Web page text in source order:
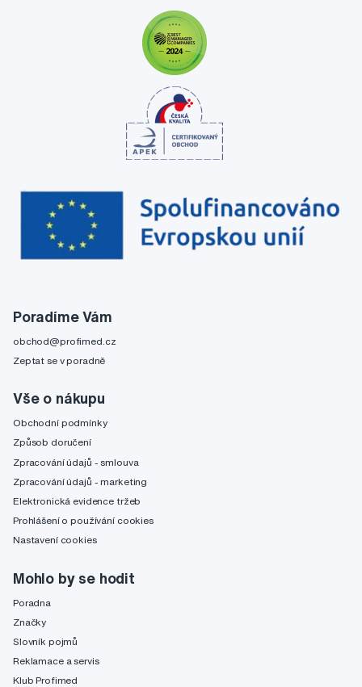
Poradíme Vám
obchod@profimed.cz
Zeptat se v poradně
Vše o nákupu
Obchodní podmínky
Způsob doručení
Zpracování údajů - smlouva
Zpracování údajů - marketing
Elektronická evidence tržeb
Prohlášení o používání cookies
Nastavení cookies
Mohlo by se hodit
Poradna
Značky
Slovník pojmů
Reklamace a servis
Klub Profimed